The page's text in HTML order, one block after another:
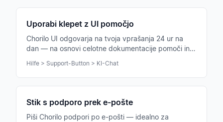
Uporabi klepet z UI pomočjo
Chorilo UI odgovarja na tvoja vprašanja 24 ur na
dan — na osnovi celotne dokumentacije pomoči in
Hilfe > Support-Button > KI-Chat
Stik s podporo prek e-pošte
Piši Chorilo podpori po e-pošti — idealno za